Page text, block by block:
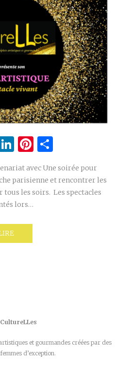
LinkedIn
Pinterest
avec Une soirée pour
parisienne et rencontrer les
les soirs. Les spectacles
lors…
et gourmandes créées par des
d’exception.